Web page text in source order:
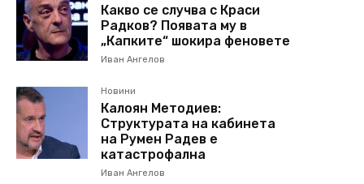
Какво се случва с Краси
Радков? Появата му в
„Капките“ шокира феновете
Иван Ангелов
Новини
Калоян Методиев:
Структурата на кабинета
на Румен Радев е
катастрофална
Иван Ангелов